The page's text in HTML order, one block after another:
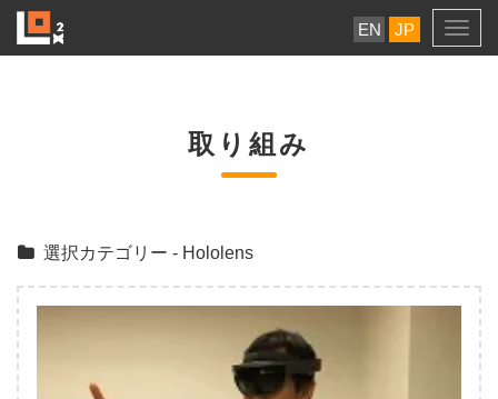
EN JP
取り組み
選択カテゴリー - Hololens